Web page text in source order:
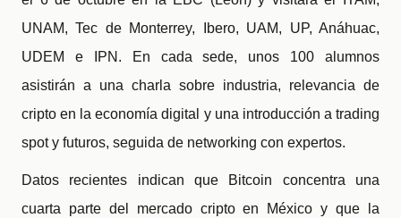
UNAM, Tec de Monterrey, Ibero, UAM, UP, Anáhuac,
UDEM e IPN. En cada sede, unos 100 alumnos
asistirán a una charla sobre industria, relevancia de
cripto en la economía digital y una introducción a trading
spot y futuros, seguida de networking con expertos.
Datos recientes indican que Bitcoin concentra una
cuarta parte del mercado cripto en México y que la